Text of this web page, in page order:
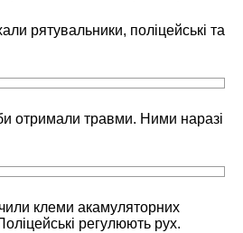
рятувальники, поліцейські та
отримали травми. Ними наразі
клеми акамуляторних
регулюють рух.